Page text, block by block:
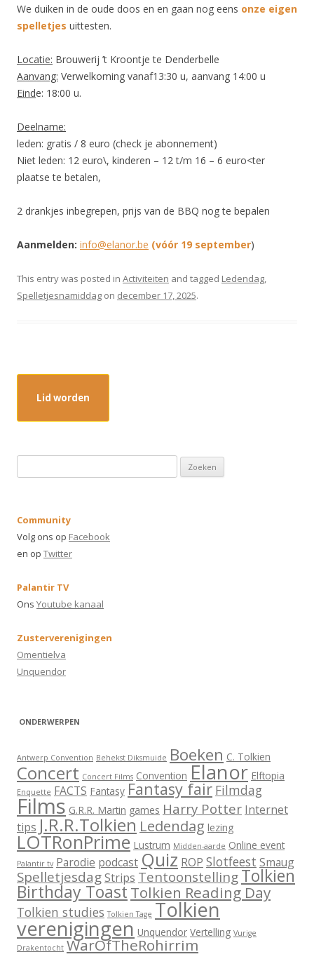
We duiken in de oude doos en en gaan nog eens onze eigen
spelletjes uittesten.
Locatie: Brouwerij ’t Kroontje te Denderbelle
Aanvang: Verwelkoming vanaf13:30 u, aanvang 14:00 u
Einde: 18:00 u.
Deelname:
leden: gratis / 8 euro (check je abonnement)
Niet leden: 12 euro\, kinderen – 12 t/m 16 – 6 euro<ter
plaatse te betalen,
2 drankjes inbegrepen, prijs van de BBQ nog te bepalen
Aanmelden: info@elanor.be (vóór 19 september)
This entry was posted in Activiteiten and tagged Ledendag,
Spelletjesnamiddag on december 17, 2025.
Lid worden
o
k
e
a
a
:
Community
Volg ons op Facebook
en op Twitter
Palantir TV
Ons Youtube kanaal
Zusterverenigingen
Omentielva
Unquendor
ONDERWERPEN
Antwerp Convention Behekst Diksmuide Boeken C. Tolkien
Concert Concert Films Convention Elanor Elftopia
Enquette FACTS Fantasy Fantasy fair Filmdag
Films G.R.R. Martin games Harry Potter Internet
tips J.R.R.Tolkien Ledendag lezing
LOTRonPrime Lustrum Midden-aarde Online event
Palantir tv Parodie podcast Quiz ROP Slotfeest Smaug
SpelletjesdagStrips TentoonstellingTolkien
Birthday Toast Tolkien Reading Day
Tolkien studies Tolkien Tage Tolkien
verenigingen Unquendor Vertelling Vurige
Drakentocht WarOfTheRohirrim